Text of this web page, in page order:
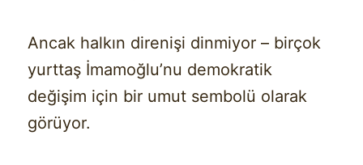
Ancak halkın direnişi dinmiyor – birçok
yurttaş İmamoğlu’nu demokratik
değişim için bir umut sembolü olarak
görüyor.